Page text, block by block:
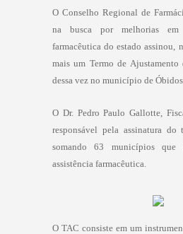
O Conselho Regional de
na busca por melhorias
farmacêutica do estado assinou,
mais um Termo de
dessa vez no município de
O Dr. Pedro Paulo Gallotte,
responsável pela assinatura do
somando 63 municípios que
assistência farmacêutica.
O TAC consiste em um